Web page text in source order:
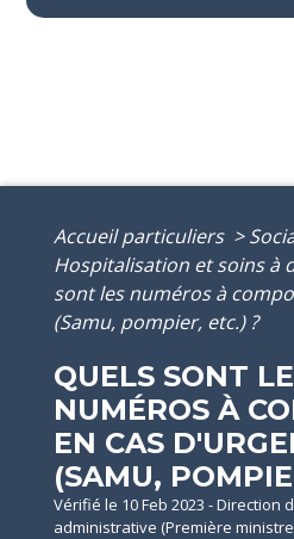
Accueil particuliers >
Hospitalisation et soins à
sont les numéros à
(Samu, pompier, etc.) ?
QUELS SONT
NUMÉROS À
EN CAS
(SAMU,
Vérifié le 10 Feb 2023 -
administrative (Première